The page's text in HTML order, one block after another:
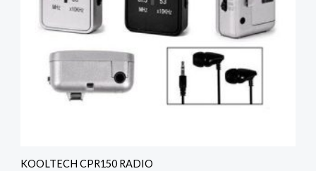
KOOLTECH CPR150 RADIO